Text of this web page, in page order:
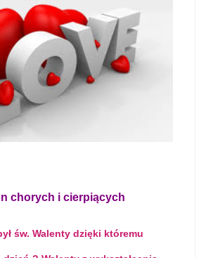
chorych i cierpiących
św. Walenty dzięki któremu